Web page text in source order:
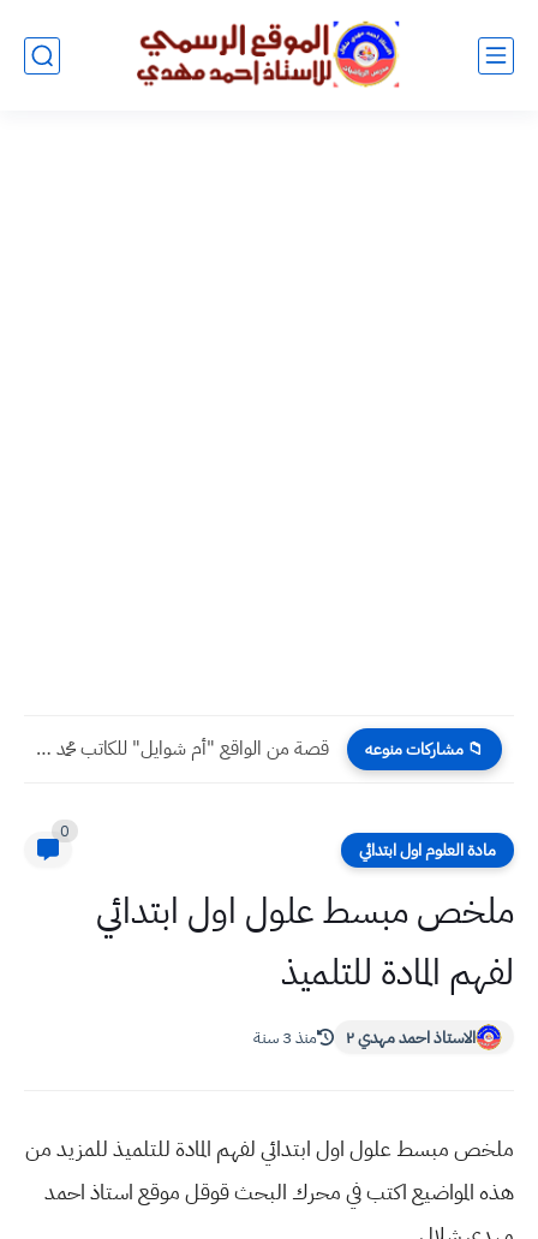
📁 مشاركات منوعه قصة من الواقع "أم شوايل" للكاتب محمد طه
مادة العلوم اول ابتدائي
0
ملخص مبسط علول اول ابتدائي
لفهم المادة للتلميذ
الاستاذ احمد مهدي ٢ منذ 3 سنة
ملخص مبسط علول اول ابتدائي لفهم المادة للتلميذ للمزيد من
هذه المواضيع اكتب في محرك البحث قوقل موقع استاذ احمد